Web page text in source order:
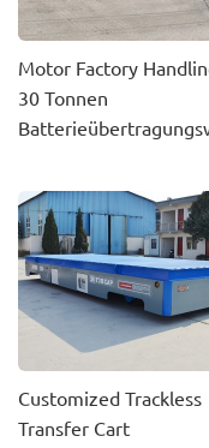
Motor Factory
30 Tonnen
Customized Trackless
Transfer Cart